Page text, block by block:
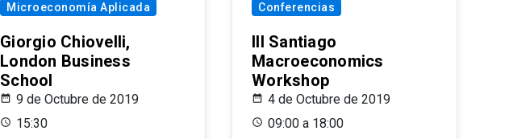
Microeconomía Aplicada
Giorgio Chiovelli,
London Business
School
9 de Octubre de 2019
15:30
Conferencias
III Santiago
Macroeconomics
Workshop
4 de Octubre de 2019
09:00 a 18:00